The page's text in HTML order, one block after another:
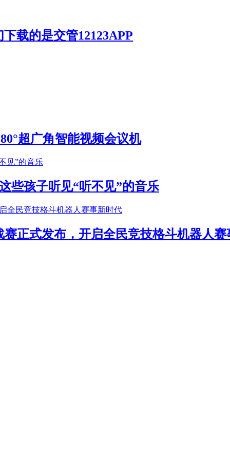
载的是交管12123APP
超广角智能视频会议机
些孩子听见“听不见”的音乐
正式发布，开启全民竞技格斗机器人赛